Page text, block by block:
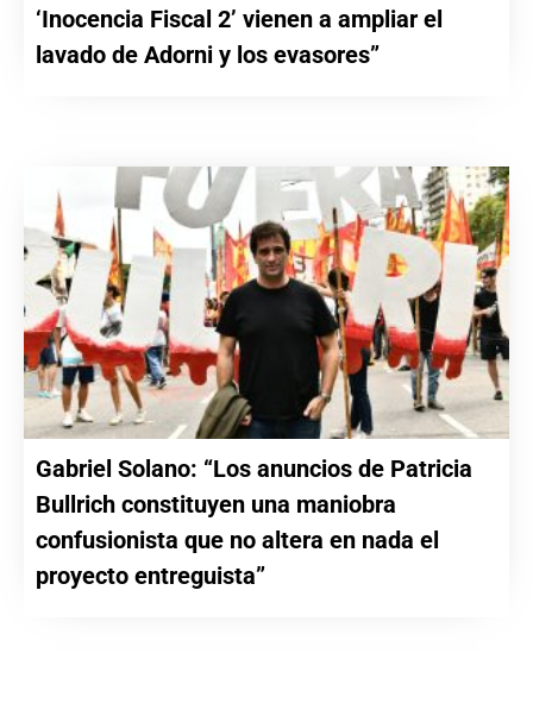
‘Inocencia Fiscal 2’ vienen a ampliar el
lavado de Adorni y los evasores”
Gabriel Solano: “Los anuncios de Patricia
Bullrich constituyen una maniobra
confusionista que no altera en nada el
proyecto entreguista”